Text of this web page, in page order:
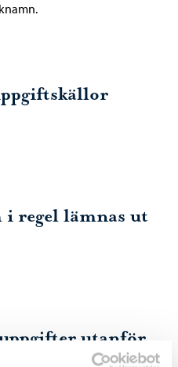
i regel lämnas ut
utanför